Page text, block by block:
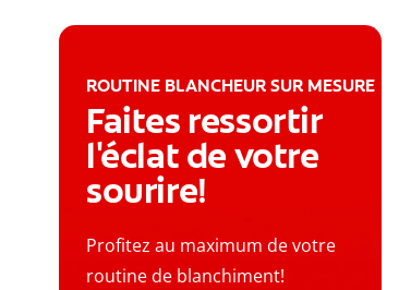
ROUTINE BLANCHEUR SUR MESURE
Faites ressortir
l'éclat de votre
sourire!
Profitez au maximum de votre
routine de blanchiment!